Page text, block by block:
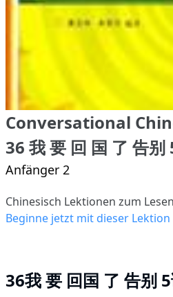
Conversational
36 我 要 回 国 了 告别
Anfänger 2
Chinesisch Lektionen zum
Beginne jetzt mit dieser Lektion
36我 要 回国 了 告别